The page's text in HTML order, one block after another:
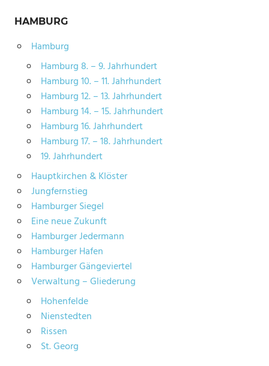
HAMBURG
Hamburg
Hamburg 8. – 9. Jahrhundert
Hamburg 10. – 11. Jahrhundert
Hamburg 12. – 13. Jahrhundert
Hamburg 14. – 15. Jahrhundert
Hamburg 16. Jahrhundert
Hamburg 17. – 18. Jahrhundert
19. Jahrhundert
Hauptkirchen & Klöster
Jungfernstieg
Hamburger Siegel
Eine neue Zukunft
Hamburger Jedermann
Hamburger Hafen
Hamburger Gängeviertel
Verwaltung – Gliederung
Hohenfelde
Nienstedten
Rissen
St. Georg